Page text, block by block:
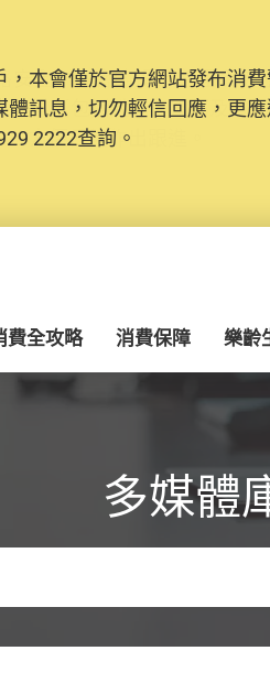
，本會僅於官方網站發布消
體訊息，切勿輕信回應，更
2222查詢。
安全，本會的投訴處理系
資料（包括姓名、電郵及電
方便日後作出跟進。
費全攻略 消費保障 樂齡
多媒體